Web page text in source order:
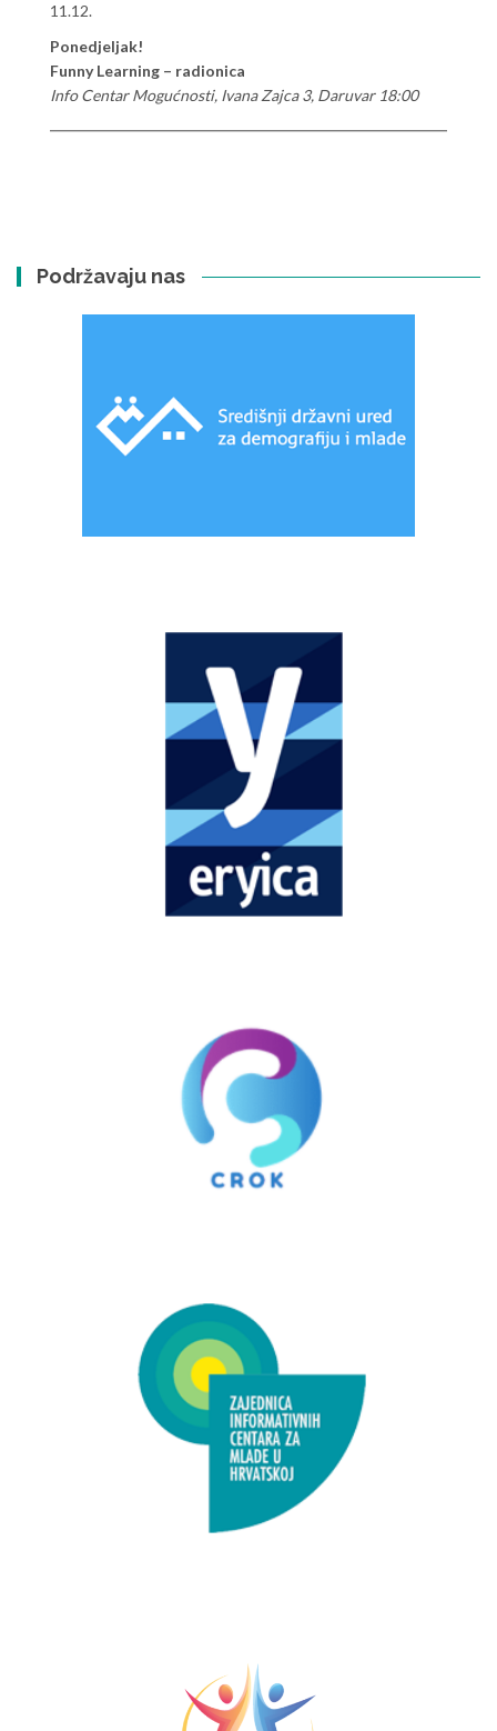
11.12.
Ponedjeljak!
Funny Learning – radionica
Info Centar Mogućnosti, Ivana Zajca 3, Daruvar 18:00
Podržavaju nas